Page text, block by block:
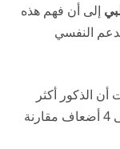
إلى أن فهم هذه
النفسي
أن الذكور أكثر
بـ 3 إلى 4 أضعاف مقارنة